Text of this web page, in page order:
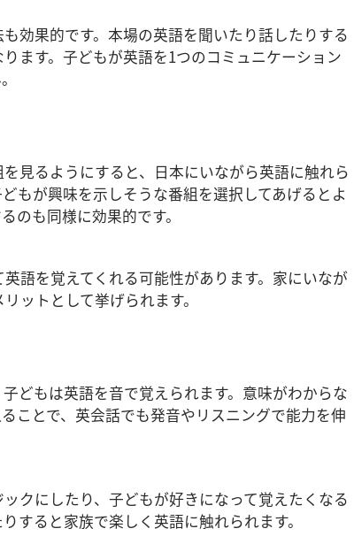
効果的です。本場の英語を聞いたり話したりする
ます。子どもが英語を1つのコミュニケーション
見るようにすると、日本にいながら英語に触れら
もが興味を示しそうな番組を選択してあげるとよ
のも同様に効果的です。
語を覚えてくれる可能性があります。家にいなが
ットとして挙げられます。
どもは英語を音で覚えられます。意味がわからな
ことで、英会話でも発音やリスニングで能力を伸
クにしたり、子どもが好きになって覚えたくなる
すると家族で楽しく英語に触れられます。